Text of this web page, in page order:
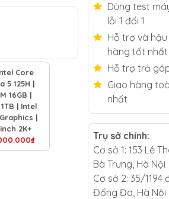
Core
5 125H |
16GB |
1TB | Intel
|
2K+
Dùng test
lỗi 1 đổi 1
Hỗ trợ và
hàng tốt nhất
Hỗ trợ trả
Giao hàng
nhất
Trụ sở chính:
Cơ sở 1: 153 Lê
Bà Trưng, Hà Nội
Cơ sở 2: 35/1194
Đống Đa, Hà Nội